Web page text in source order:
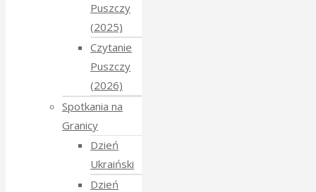
Puszczy
(2025)
Czytanie
Puszczy
(2026)
Spotkania na
Granicy
Dzień
Ukraiński
Dzień